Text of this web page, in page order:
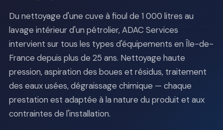
Du nettoyage d'une cuve à fioul de 1 000 litres au
lavage intérieur d'un pétrolier, ADAC Services
intervient sur tous les types d'équipements en Île-de-
France depuis plus de 25 ans. Nettoyage haute
pression, aspiration des boues et résidus, traitement
des eaux usées, dégraissage chimique — chaque
prestation est adaptée à la nature du produit et aux
contraintes de l'installation.